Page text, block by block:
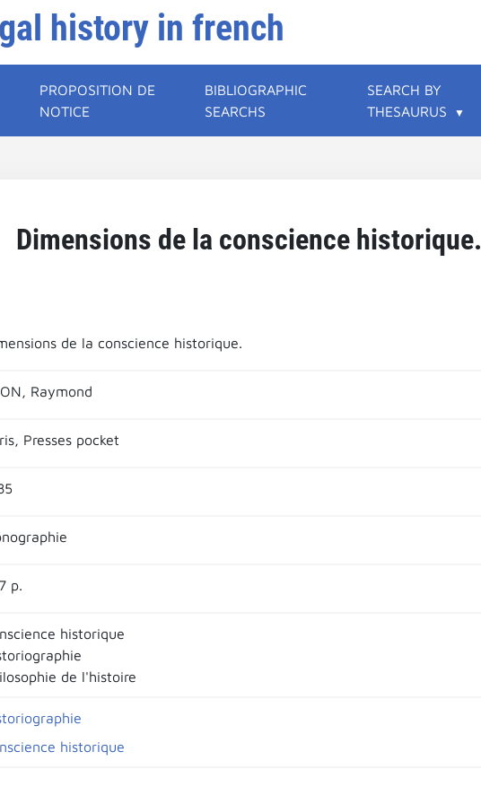
history in french
PROPOSITION DE
NOTICE
BIBLIOGRAPHIC
SEARCHS
SEARCH BY
THESAURUS
Dimensions de la conscience historique.
de la conscience historique.
Raymond
Presses pocket
p.
historique
de l'histoire
historique